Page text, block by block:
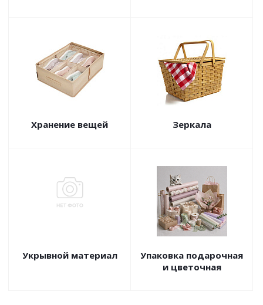
Хранение вещей Зеркала
Укрывной материал
Упаковка подарочная
и цветочная